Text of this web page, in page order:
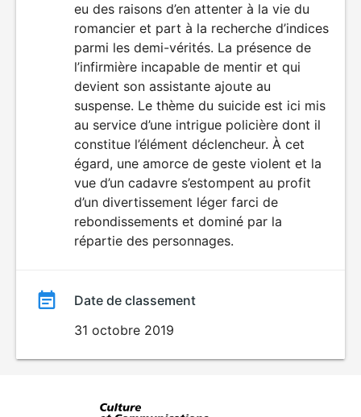
eu des raisons d’en attenter à la vie du
romancier et part à la recherche d’indices
parmi les demi-vérités. La présence de
l’infirmière incapable de mentir et qui
devient son assistante ajoute au
suspense. Le thème du suicide est ici mis
au service d’une intrigue policière dont il
constitue l’élément déclencheur. À cet
égard, une amorce de geste violent et la
vue d’un cadavre s’estompent au profit
d’un divertissement léger farci de
rebondissements et dominé par la
répartie des personnages.
Date de classement
31 octobre 2019